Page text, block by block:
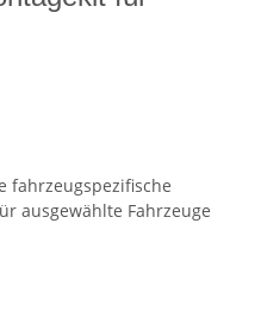
fahrzeugspezifische
ausgewählte Fahrzeuge